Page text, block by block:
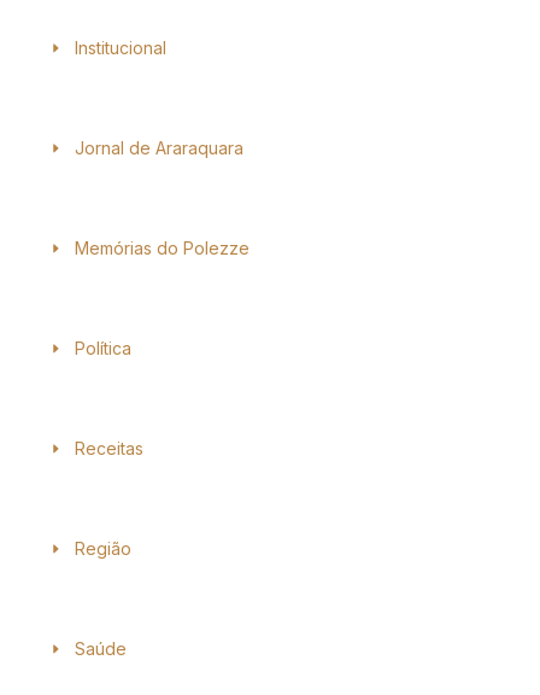
Institucional
Jornal de Araraquara
Memórias do Polezze
Política
Receitas
Região
Saúde